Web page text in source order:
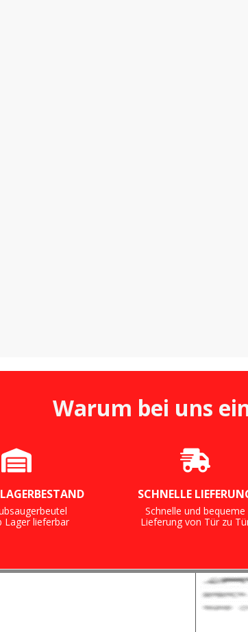
Warum bei uns
Lager lieferbar
SCHNELLE
Schnelle und bequeme
Lieferung von Tür zu